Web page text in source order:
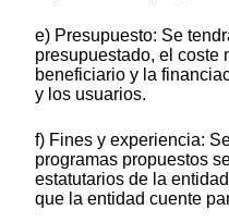
e) Presupuesto: Se
presupuestado, el coste
beneficiario y la
y los usuarios.
f) Fines y experiencia:
programas propuestos
estatutarios de la
que la entidad cuente